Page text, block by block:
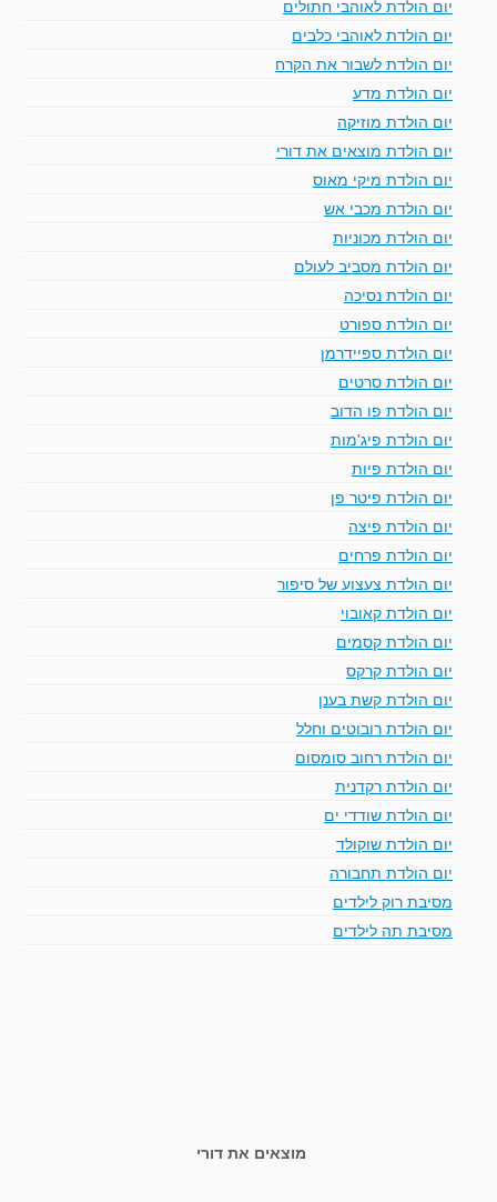
יום הולדת לאוהבי חתולים
יום הולדת לאוהבי כלבים
יום הולדת לשבור את הקרח
יום הולדת מדע
יום הולדת מוזיקה
יום הולדת מוצאים את דורי
יום הולדת מיקי מאוס
יום הולדת מכבי אש
יום הולדת מכוניות
יום הולדת מסביב לעולם
יום הולדת נסיכה
יום הולדת ספורט
יום הולדת ספיידרמן
יום הולדת סרטים
יום הולדת פו הדוב
יום הולדת פיג'מות
יום הולדת פיות
יום הולדת פיטר פן
יום הולדת פיצה
יום הולדת פרחים
יום הולדת צעצוע של סיפור
יום הולדת קאובוי
יום הולדת קסמים
יום הולדת קרקס
יום הולדת קשת בענן
יום הולדת רובוטים וחלל
יום הולדת רחוב סומסום
יום הולדת רקדנית
יום הולדת שודדי ים
יום הולדת שוקולד
יום הולדת תחבורה
מסיבת רוק לילדים
מסיבת תה לילדים
מוצאים את דורי